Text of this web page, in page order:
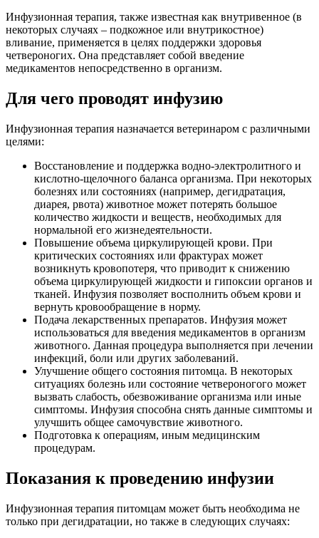
Инфузионная терапия, также известная как внутривенное (в
некоторых случаях – подкожное или внутрикостное)
вливание, применяется в целях поддержки здоровья
четвероногих. Она представляет собой введение
медикаментов непосредственно в организм.
Для чего проводят инфузию
Инфузионная терапия назначается ветеринаром с различными
целями:
Восстановление и поддержка водно-электролитного и
кислотно-щелочного баланса организма. При некоторых
болезнях или состояниях (например, дегидратация,
диарея, рвота) животное может потерять большое
количество жидкости и веществ, необходимых для
нормальной его жизнедеятельности.
Повышение объема циркулирующей крови. При
критических состояниях или фрактурах может
возникнуть кровопотеря, что приводит к снижению
объема циркулирующей жидкости и гипоксии органов и
тканей. Инфузия позволяет восполнить объем крови и
вернуть кровообращение в норму.
Подача лекарственных препаратов. Инфузия может
использоваться для введения медикаментов в организм
животного. Данная процедура выполняется при лечении
инфекций, боли или других заболеваний.
Улучшение общего состояния питомца. В некоторых
ситуациях болезнь или состояние четвероногого может
вызвать слабость, обезвоживание организма или иные
симптомы. Инфузия способна снять данные симптомы и
улучшить общее самочувствие животного.
Подготовка к операциям, иным медицинским
процедурам.
Показания к проведению инфузии
Инфузионная терапия питомцам может быть необходима не
только при дегидратации, но также в следующих случаях: